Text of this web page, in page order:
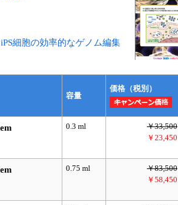
細胞の効率的なゲノム編集
容量
価格（税別）
0.3 ml
￥33,500
￥23,450
0.75 ml
￥83,500
￥58,450